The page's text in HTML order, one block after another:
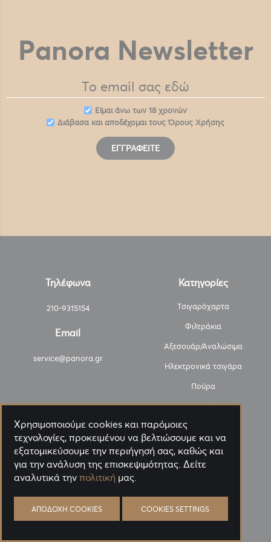
Panora Newsletter
Eίμαι άνω των 18 χρονών
Διάβασα και αποδέχομαι τουςΌρους Χρήσης
ΕΓΓΡΑΦΕΊΤΕ
Τηλέφωνα
210-9315154
Email
service@panora.gr
Κατηγορίες
Τσιγαρόχαρτα
Φιλτράκια
Αξεσουάρ/Αναλώσιμα
Ηλεκτρονικά τσιγάρα
Πούρα
Καπνοί
Διάφορα είδη
Εξαργύρωση
Προσφορές
Πληροφορίες Λογαριασμός
Χρησιμοποιούμε cookies και παρόμοιες
τεχνολογίες, προκειμένου να βελτιώσουμε και να
εξατομικεύσουμε την περιήγησή σας, καθώς και
για την ανάλυση της επισκεψιμότητας. Δείτε
αναλυτικά την πολιτική μας.
ΑΠΟΔΟΧΉ COOKIES COOKIES SETTINGS